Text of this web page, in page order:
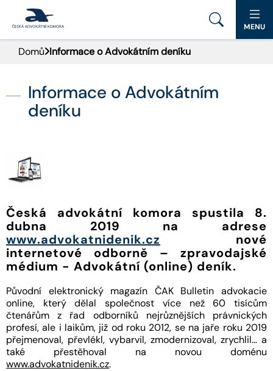
PORTÁL ČAK
DOMŮ
AKTUALITY
PRO VEŘEJNOST
ADVOKÁTNÍ DENÍK
KONTAKT
MENU
Domů Informace o Advokátním deníku
Informace o Advokátním
deníku
Česká advokátní komora spustila 8.
dubna 2019 na adrese
www.advokatnidenik.cz nové
internetové odborně – zpravodajské
médium - Advokátní (online) deník.
Původní elektronický magazín ČAK Bulletin advokacie
online, který dělal společnost více než 60 tisícům
čtenářům z řad odborníků nejrůznějších právnických
profesí, ale i laikům, již od roku 2012, se na jaře roku 2019
přejmenoval, převlékl, vybarvil, zmodernizoval, zrychlil… a
také přestěhoval na novou doménu
www.advokatnidenik.cz.